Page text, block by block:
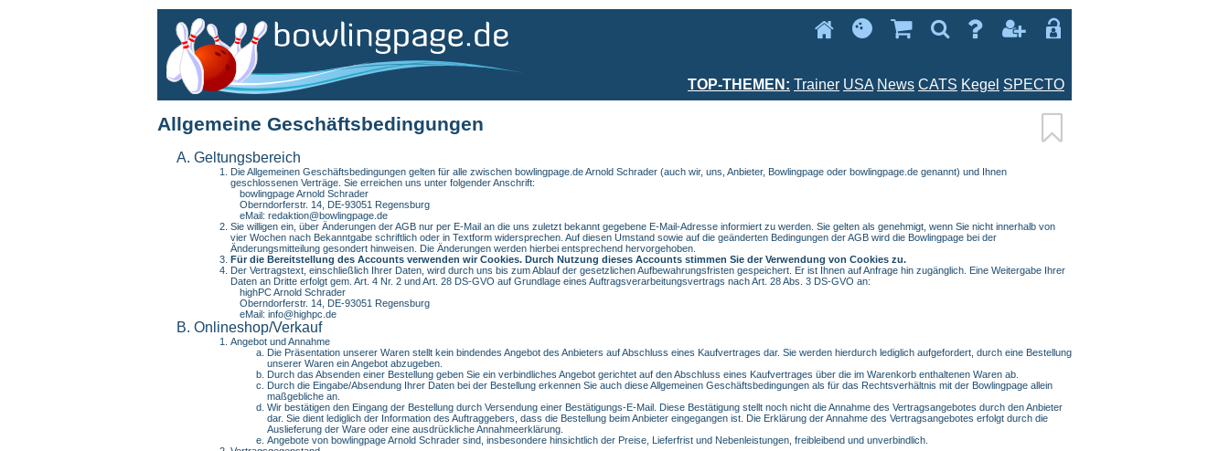
      
TOP-THEMEN: Trainer USA News CATS Kegel SPECTO

Allgemeine Geschäftsbedingungen
Geltungsbereich
Die Allgemeinen Geschäftsbedingungen gelten für alle zwischen bowlingpage.de Arnold Schrader (auch wir, uns, Anbieter, Bowlingpage oder bowlingpage.de genannt) und Ihnen
geschlossenen Verträge. Sie erreichen uns unter folgender Anschrift:
bowlingpage Arnold Schrader
Oberndorferstr. 14, DE-93051 Regensburg
eMail: redaktion@bowlingpage.de
Sie willigen ein, über Änderungen der AGB nur per E-Mail an die uns zuletzt bekannt gegebene E-Mail-Adresse informiert zu werden. Sie gelten als genehmigt, wenn Sie nicht innerhalb von
vier Wochen nach Bekanntgabe schriftlich oder in Textform widersprechen. Auf diesen Umstand sowie auf die geänderten Bedingungen der AGB wird die Bowlingpage bei der
Änderungsmitteilung gesondert hinweisen. Die Änderungen werden hierbei entsprechend hervorgehoben.
Für die Bereitstellung des Accounts verwenden wir Cookies. Durch Nutzung dieses Accounts stimmen Sie der Verwendung von Cookies zu.
Der Vertragstext, einschließlich Ihrer Daten, wird durch uns bis zum Ablauf der gesetzlichen Aufbewahrungsfristen gespeichert. Er ist Ihnen auf Anfrage hin zugänglich. Eine Weitergabe Ihrer
Daten an Dritte erfolgt gem. Art. 4 Nr. 2 und Art. 28 DS-GVO auf Grundlage eines Auftragsverarbeitungsvertrags nach Art. 28 Abs. 3 DS-GVO an:
highPC Arnold Schrader
Oberndorferstr. 14, DE-93051 Regensburg
eMail: info@highpc.de
Onlineshop/Verkauf
Angebot und Annahme
Die Präsentation unserer Waren stellt kein bindendes Angebot des Anbieters auf Abschluss eines Kaufvertrages dar. Sie werden hierdurch lediglich aufgefordert, durch eine Bestellung
unserer Waren ein Angebot abzugeben.
Durch das Absenden einer Bestellung geben Sie ein verbindliches Angebot gerichtet auf den Abschluss eines Kaufvertrages über die im Warenkorb enthaltenen Waren ab.
Durch die Eingabe/Absendung Ihrer Daten bei der Bestellung erkennen Sie auch diese Allgemeinen Geschäftsbedingungen als für das Rechtsverhältnis mit der Bowlingpage allein
maßgebliche an.
Wir bestätigen den Eingang der Bestellung durch Versendung einer Bestätigungs-E-Mail. Diese Bestätigung stellt noch nicht die Annahme des Vertragsangebotes durch den Anbieter
dar. Sie dient lediglich der Information des Auftraggebers, dass die Bestellung beim Anbieter eingegangen ist. Die Erklärung der Annahme des Vertragsangebotes erfolgt durch die
Auslieferung der Ware oder eine ausdrückliche Annahmeerklärung.
Angebote von bowlingpage Arnold Schrader sind, insbesondere hinsichtlich der Preise, Lieferfrist und Nebenleistungen, freibleibend und unverbindlich.